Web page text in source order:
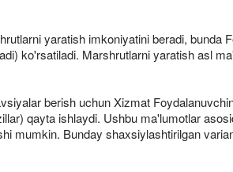
yaratish imkoniyatini beradi, bunda
ko'rsatiladi. Marshrutlarni yaratish asl
berish uchun Xizmat
qayta ishlaydi. Ushbu ma'lumotlar
mumkin. Bunday shaxsiylashtirilgan